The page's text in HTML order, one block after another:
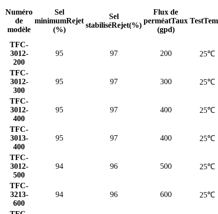
Numéro
de
modèle
Sel
minimumRejet
(%)
Sel
stabiliséRejet(%)
Flux de
perméatTaux
(gpd)
TFC-
3012-
200
95 97 200 25℃
TFC-
3012-
300
95 97 300 25℃
TFC-
3012-
400
95 97 400 25℃
TFC-
3013-
400
95 97 400 25℃
TFC-
3012-
500
94 96 500 25℃
TFC-
3213-
600
94 96 600 25℃